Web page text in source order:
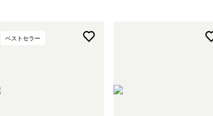
ベストセラー